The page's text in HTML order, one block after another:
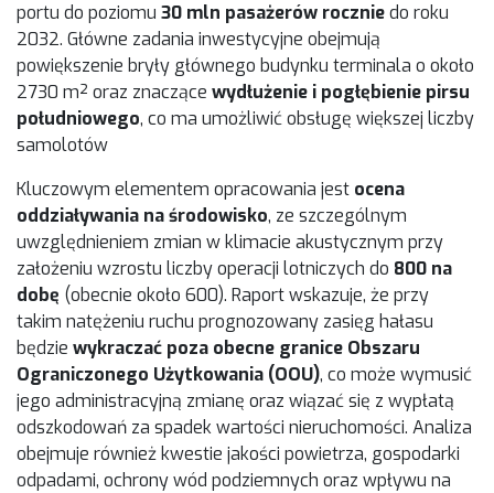
portu do poziomu 30 mln pasażerów roczniedo roku
2032. Główne zadania inwestycyjne obejmują
powiększenie bryły głównego budynku terminala o około
2730 m² oraz znaczące wydłużenie i pogłębienie pirsu
południowego, co ma umożliwić obsługę większej liczby
samolotów
Kluczowym elementem opracowania jest ocena
oddziaływania na środowisko, ze szczególnym
uwzględnieniem zmian w klimacie akustycznym przy
założeniu wzrostu liczby operacji lotniczych do 800 na
dobę (obecnie około 600). Raport wskazuje, że przy
takim natężeniu ruchu prognozowany zasięg hałasu
będzie wykraczać poza obecne granice Obszaru
Ograniczonego Użytkowania (OOU), co może wymusić
jego administracyjną zmianę oraz wiązać się z wypłatą
odszkodowań za spadek wartości nieruchomości. Analiza
obejmuje również kwestie jakości powietrza, gospodarki
odpadami, ochrony wód podziemnych oraz wpływu na